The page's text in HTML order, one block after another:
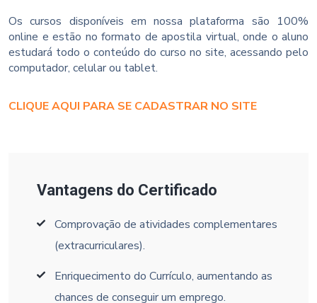
Os cursos disponíveis em nossa plataforma são 100%
online e estão no formato de apostila virtual, onde o aluno
estudará todo o conteúdo do curso no site, acessando pelo
computador, celular ou tablet.
CLIQUE AQUI PARA SE CADASTRAR NO SITE
Vantagens do Certificado
Comprovação de atividades complementares
(extracurriculares).
Enriquecimento do Currículo, aumentando as
chances de conseguir um emprego.